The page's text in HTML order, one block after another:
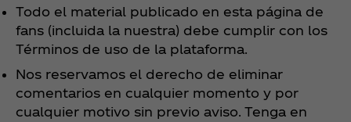
Todo el material publicado en esta página de
fans (incluida la nuestra) debe cumplir con los
Términos de uso de la plataforma.
Nos reservamos el derecho de eliminar
comentarios en cualquier momento y por
cualquier motivo sin previo aviso. Tenga en